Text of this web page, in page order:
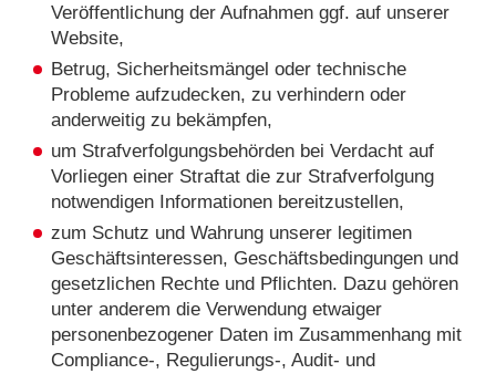
Veröffentlichung der Aufnahmen ggf. auf unserer
Website,
Betrug, Sicherheitsmängel oder technische
Probleme aufzudecken, zu verhindern oder
anderweitig zu bekämpfen,
um Strafverfolgungsbehörden bei Verdacht auf
Vorliegen einer Straftat die zur Strafverfolgung
notwendigen Informationen bereitzustellen,
zum Schutz und Wahrung unserer legitimen
Geschäftsinteressen, Geschäftsbedingungen und
gesetzlichen Rechte und Pflichten. Dazu gehören
unter anderem die Verwendung etwaiger
personenbezogener Daten im Zusammenhang mit
Compliance-, Regulierungs-, Audit- und